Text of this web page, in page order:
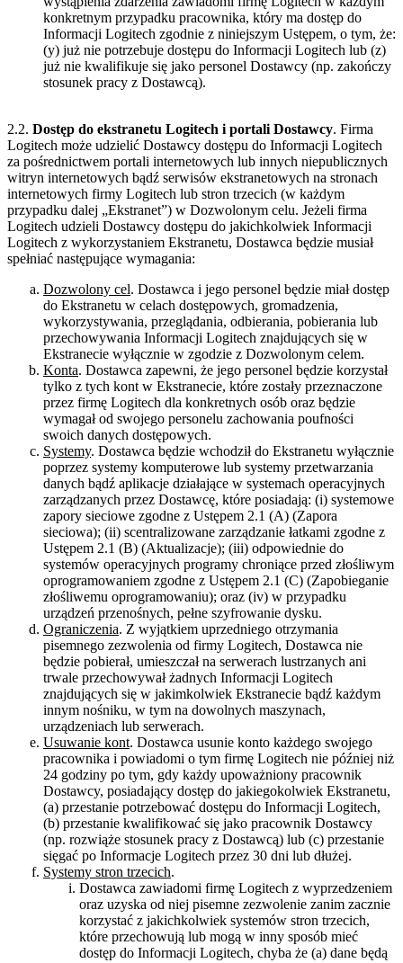
konkretnym przypadku pracownika, który ma dostęp do
Informacji Logitech zgodnie z niniejszym Ustępem, o tym, że:
(y) już nie potrzebuje dostępu do Informacji Logitech lub (z)
już nie kwalifikuje się jako personel Dostawcy (np. zakończy
stosunek pracy z Dostawcą).
2.2. Dostęp do ekstranetu Logitech i portali Dostawcy. Firma
Logitech może udzielić Dostawcy dostępu do Informacji Logitech
za pośrednictwem portali internetowych lub innych niepublicznych
witryn internetowych bądź serwisów ekstranetowych na stronach
internetowych firmy Logitech lub stron trzecich (w każdym
przypadku dalej „Ekstranet”) w Dozwolonym celu. Jeżeli firma
Logitech udzieli Dostawcy dostępu do jakichkolwiek Informacji
Logitech z wykorzystaniem Ekstranetu, Dostawca będzie musiał
spełniać następujące wymagania:
Dozwolony cel. Dostawca i jego personel będzie miał dostęp
do Ekstranetu w celach dostępowych, gromadzenia,
wykorzystywania, przeglądania, odbierania, pobierania lub
przechowywania Informacji Logitech znajdujących się w
Ekstranecie wyłącznie w zgodzie z Dozwolonym celem.
Konta. Dostawca zapewni, że jego personel będzie korzystał
tylko z tych kont w Ekstranecie, które zostały przeznaczone
przez firmę Logitech dla konkretnych osób oraz będzie
wymagał od swojego personelu zachowania poufności
swoich danych dostępowych.
Systemy. Dostawca będzie wchodził do Ekstranetu wyłącznie
poprzez systemy komputerowe lub systemy przetwarzania
danych bądź aplikacje działające w systemach operacyjnych
zarządzanych przez Dostawcę, które posiadają: (i) systemowe
zapory sieciowe zgodne z Ustępem 2.1 (A) (Zapora
sieciowa); (ii) scentralizowane zarządzanie łatkami zgodne z
Ustępem 2.1 (B) (Aktualizacje); (iii) odpowiednie do
systemów operacyjnych programy chroniące przed złośliwym
oprogramowaniem zgodne z Ustępem 2.1 (C) (Zapobieganie
złośliwemu oprogramowaniu); oraz (iv) w przypadku
urządzeń przenośnych, pełne szyfrowanie dysku.
Ograniczenia. Z wyjątkiem uprzedniego otrzymania
pisemnego zezwolenia od firmy Logitech, Dostawca nie
będzie pobierał, umieszczał na serwerach lustrzanych ani
trwale przechowywał żadnych Informacji Logitech
znajdujących się w jakimkolwiek Ekstranecie bądź każdym
innym nośniku, w tym na dowolnych maszynach,
urządzeniach lub serwerach.
Usuwanie kont. Dostawca usunie konto każdego swojego
pracownika i powiadomi o tym firmę Logitech nie później niż
24 godziny po tym, gdy każdy upoważniony pracownik
Dostawcy, posiadający dostęp do jakiegokolwiek Ekstranetu,
(a) przestanie potrzebować dostępu do Informacji Logitech,
(b) przestanie kwalifikować się jako pracownik Dostawcy
(np. rozwiąże stosunek pracy z Dostawcą) lub (c) przestanie
sięgać po Informacje Logitech przez 30 dni lub dłużej.
Systemy stron trzecich.
Dostawca zawiadomi firmę Logitech z wyprzedzeniem
oraz uzyska od niej pisemne zezwolenie zanim zacznie
korzystać z jakichkolwiek systemów stron trzecich,
które przechowują lub mogą w inny sposób mieć
dostęp do Informacji Logitech, chyba że (a) dane będą